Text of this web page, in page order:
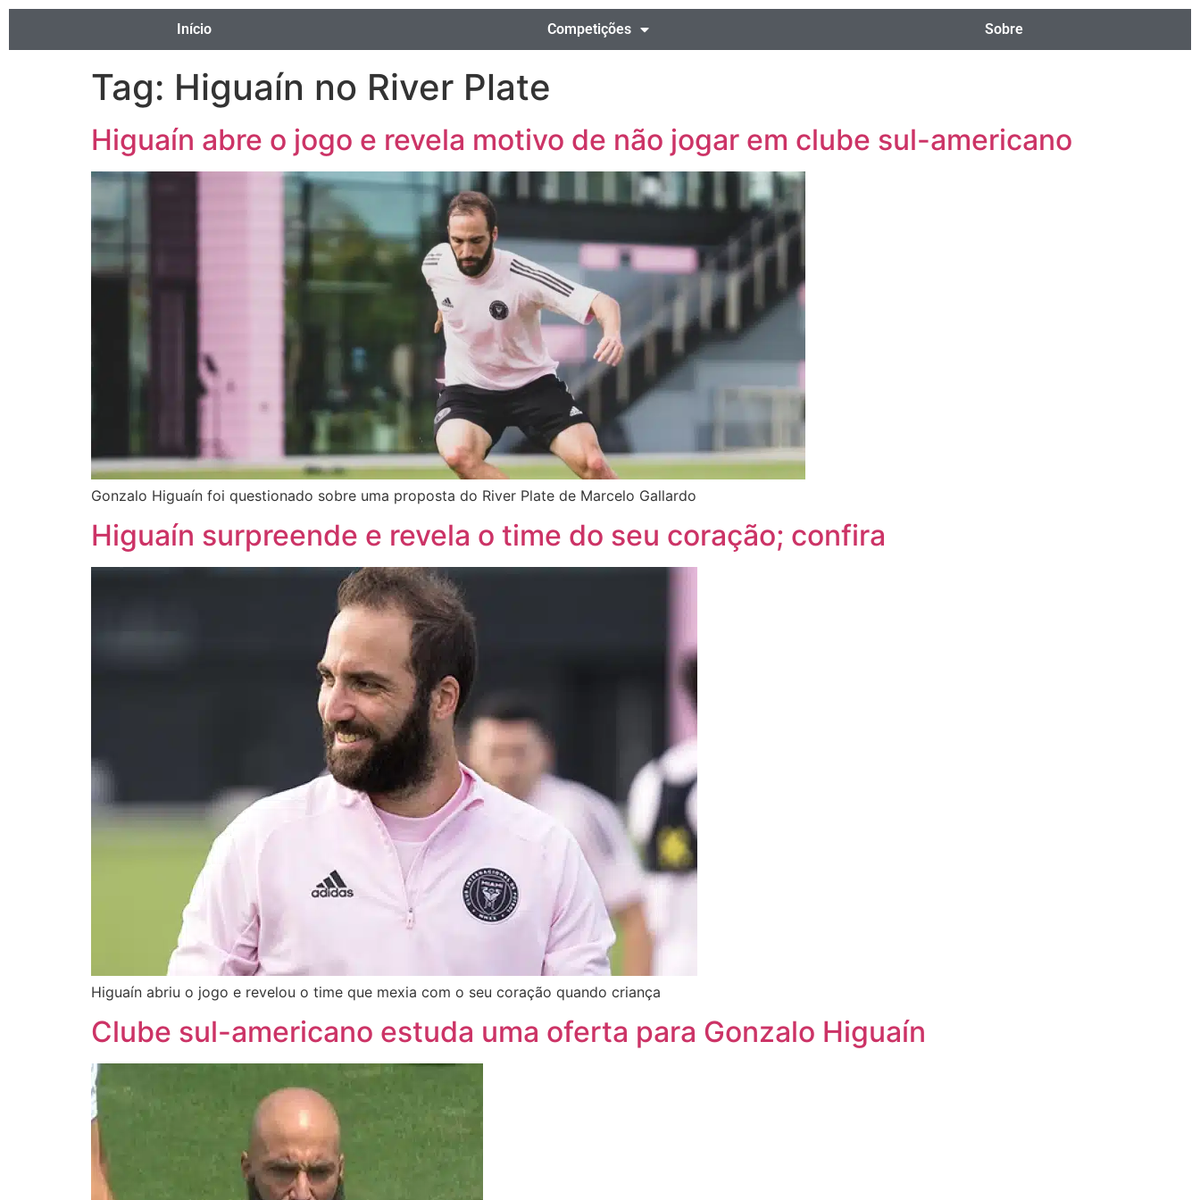
Início Competições Sobre
Tag: Higuaín no River Plate
Higuaín abre o jogo e revela motivo de não jogar em clube sul-americano
Gonzalo Higuaín foi questionado sobre uma proposta do River Plate de Marcelo Gallardo
Higuaín surpreende e revela o time do seu coração; confira
Higuaín abriu o jogo e revelou o time que mexia com o seu coração quando criança
Clube sul-americano estuda uma oferta para Gonzalo Higuaín